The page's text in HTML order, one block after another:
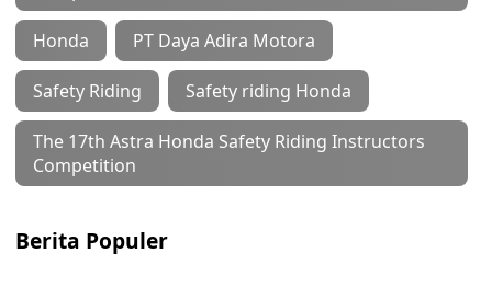
Honda PT Daya Adira Motora
Safety Riding Safety riding Honda
The 17th Astra Honda Safety Riding Instructors
Competition
Berita Populer